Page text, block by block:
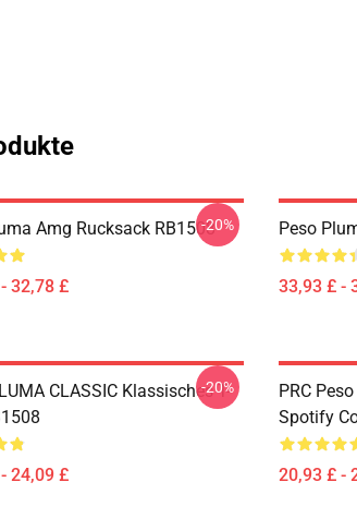
Amg Rucksack RB1508
32,78 £
-20% Peso
33,93 £ -
CLASSIC Klassisches T-
24,09 £
-20%
PRC
Spotify
20,93 £ -